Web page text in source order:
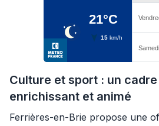
Culture et sport : un
enrichissant et animé
Ferrières-en-Brie propose une